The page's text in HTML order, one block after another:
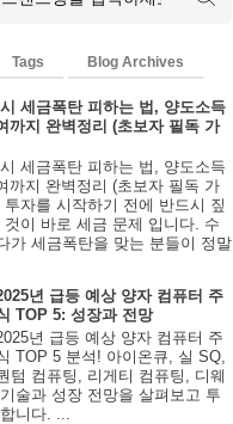
Tags Blog Archives
세금폭탄 피하는 법, 양도소득
까지 완벽정리 (초보자 필독 가
세금폭탄 피하는 법, 양도소득
까지 완벽정리 (초보자 필독 가
자를 시작하기 전에 반드시 짚
것이 바로 세금 문제 입니다. 수
가 세금폭탄을 맞는 분들이 정말
년 급등 예상 양자 컴퓨터 주
TOP 5: 성장과 전망
년 급등 예상 양자 컴퓨터 주
TOP 5 분석! 아이온큐, 실 SQ,
텀 컴퓨팅, 리게티 컴퓨팅, 디웨
술과 성장 전망을 살펴보고 투
니다. ...